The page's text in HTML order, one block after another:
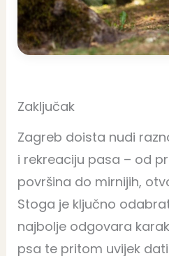
Zaključak
Zagreb doista nudi
i rekreaciju pasa – od
površina do mirnijih,
Stoga je ključno
najbolje odgovara
psa te pritom uvijek